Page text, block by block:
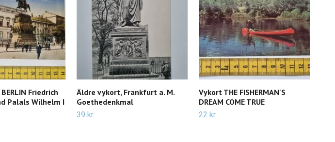
Friedrich
Palals Wilhelm I
Äldre vykort, Frankfurt a. M.
Goethedenkmal
39 kr
Vykort THE FISHERMAN'S
DREAM COME TRUE
22 kr